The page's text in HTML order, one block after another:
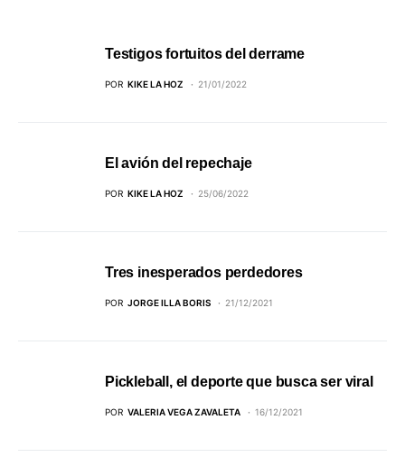
Testigos fortuitos del derrame
POR KIKE LA HOZ 21/01/2022
El avión del repechaje
POR KIKE LA HOZ 25/06/2022
Tres inesperados perdedores
POR JORGE ILLA BORIS 21/12/2021
Pickleball, el deporte que busca ser viral
POR VALERIA VEGA ZAVALETA 16/12/2021